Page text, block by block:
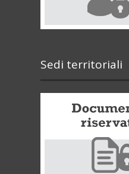
Sedi territoriali